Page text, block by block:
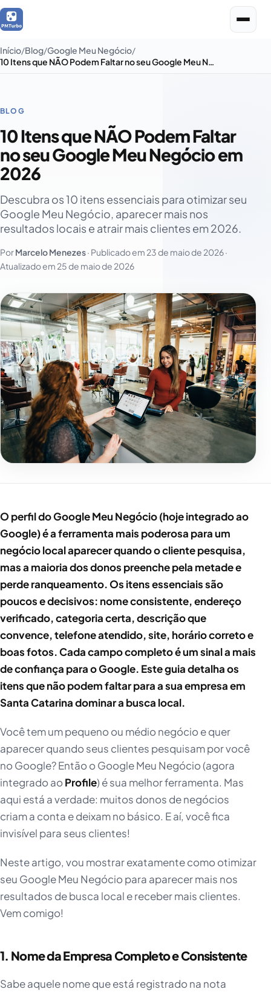
Início Blog Google Meu Negócio
BLOG
10 Itens que NÃO Podem Faltar
no seu Google Meu Negócio em
2026
Descubra os 10 itens essenciais para otimizar seu
Google Meu Negócio, aparecer mais nos
resultados locais e atrair mais clientes em 2026.
PorMarcelo Menezes· Publicado em 23 de maio de 2026·
Atualizado em 25 de maio de 2026
O perfil do Google Meu Negócio (hoje integrado ao
Google) é a ferramenta mais poderosa para um
negócio local aparecer quando o cliente pesquisa,
mas a maioria dos donos preenche pela metade e
perde ranqueamento. Os itens essenciais são
poucos e decisivos: nome consistente, endereço
verificado, categoria certa, descrição que
convence, telefone atendido, site, horário correto e
boas fotos. Cada campo completo é um sinal a mais
de confiança para o Google. Este guia detalha os
itens que não podem faltar para a sua empresa em
Santa Catarina dominar a busca local.
Você tem um pequeno ou médio negócio e quer
aparecer quando seus clientes pesquisam por você
no Google? Então o Google Meu Negócio (agora
integrado aoProfile) é sua melhor ferramenta. Mas
aqui está a verdade: muitos donos de negócios
criam a conta e deixam no básico. E aí, você fica
invisível para seus clientes!
Neste artigo, vou mostrar exatamente como otimizar
seu Google Meu Negócio para aparecer mais nos
resultados de busca local e receber mais clientes.
Vem comigo!
1. Nome da Empresa Completo e Consistente
Sabe aquele nome que está registrado na nota